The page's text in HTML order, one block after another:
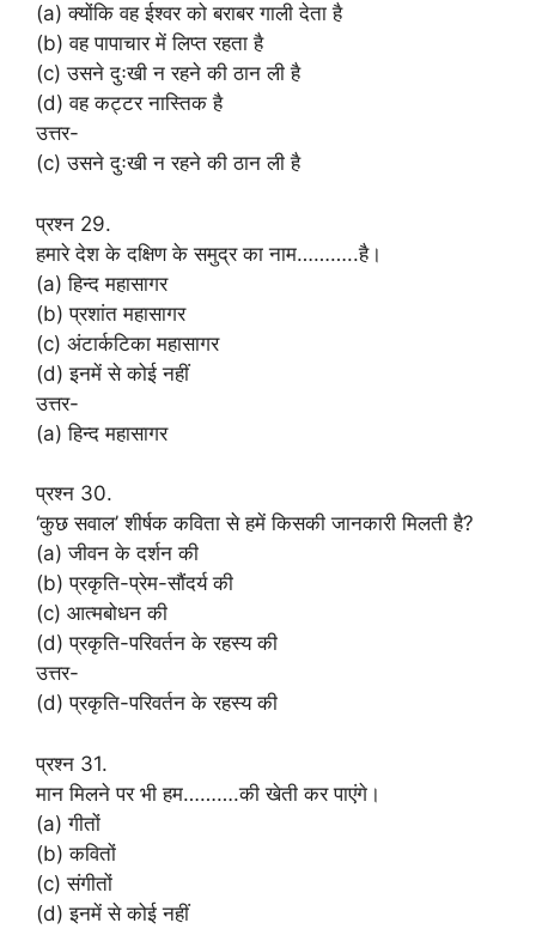
(a) क्योंकि वह ईश्वर को बराबर गाली देता है
(b) वह पापाचार में लिप्त रहता है
(c) उसने दुःखी न रहने की ठान ली है
(d) वह कट्टर नास्तिक है
उत्तर-
(c) उसने दुःखी न रहने की ठान ली है
प्रश्न 29.
हमारे देश के दक्षिण के समुद्र का नाम………..है।
(a) हिन्द महासागर
(b) प्रशांत महासागर
(c) अंटार्कटिका महासागर
(d) इनमें से कोई नहीं
उत्तर-
(a) हिन्द महासागर
प्रश्न 30.
‘कुछ सवाल’ शीर्षक कविता से हमें किसकी जानकारी मिलती है?
(a) जीवन के दर्शन की
(b) प्रकृति-प्रेम-सौंदर्य की
(c) आत्मबोधन की
(d) प्रकृति-परिवर्तन के रहस्य की
उत्तर-
(d) प्रकृति-परिवर्तन के रहस्य की
प्रश्न 31.
मान मिलने पर भी हम……….की खेती कर पाएंगे।
(a) गीतों
(b) कवितों
(c) संगीतों
(d) इनमें से कोई नहीं